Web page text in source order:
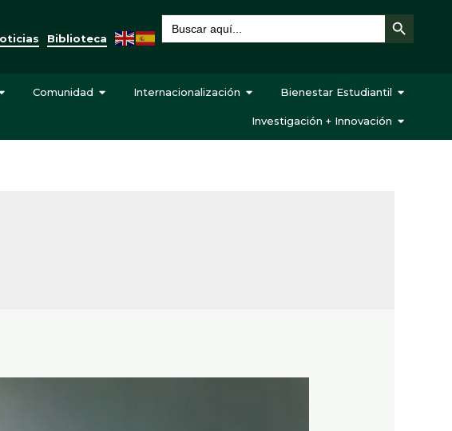
Biblioteca
Buscar: Botón de búsqueda
Comunidad Internacionalización Bienestar Estudiantil
Investigación + Innovación